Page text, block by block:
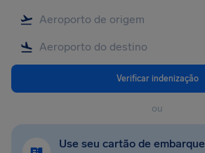
Verificar indenização
ou
Use seu cartão de embarque